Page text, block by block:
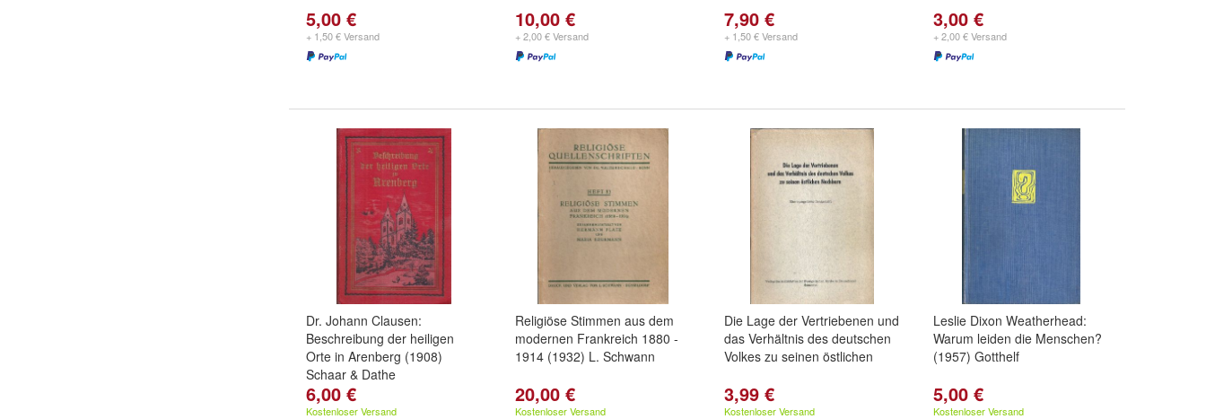
5,00 €
+ 1,50 € Versand
10,00 €
+ 2,00 € Versand
7,90 €
+ 1,50 € Versand
3,00 €
+ 2,00 € Versand
Dr. Johann Clausen:
Beschreibung der heiligen
Orte in Arenberg (1908)
Schaar & Dathe
6,00 €
Kostenloser Versand
Religiöse Stimmen aus dem
modernen Frankreich 1880 -
1914 (1932) L. Schwann
20,00 €
Kostenloser Versand
Die Lage der Vertriebenen und
das Verhältnis des deutschen
Volkes zu seinen östlichen
3,99 €
Kostenloser Versand
Leslie Dixon Weatherhead:
Warum leiden die Menschen?
(1957) Gotthelf
5,00 €
Kostenloser Versand